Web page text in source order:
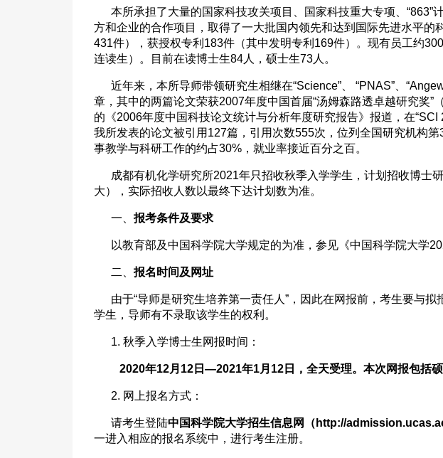
本所承担了大量的国家科技攻关项目、国家科技重大专项、
方和企业的合作项目，取得了一大批国内领先和达到国际先进水平
431件），获授权专利183件（其中发明专利169件）。现有员工约
连读生）。目前在读博士生84人，硕士生73人。
近年来，本所导师带领研究生相继在“Science”、 “PNAS”、
章，其中的两篇论文荣获2007年度中国首届“汤姆森路透卓越研究奖
的《2006年度中国科技论文统计与分析年度研究报告》报道，在
我所发表的论文被引用127篇，引用次数555次，位列全国研究机构
事教学与科研工作的约占30%，就业率接近百分之百。
成都有机化学研究所2021年只招收秋季入学学生，计划招收博士
大），实际招收人数以最终下达计划数为准。
一、 报考条件及要求
以教育部及中国科学院大学规定的为准，参见《中国科学院大学
二、 报名时间及网址
由于“导师是研究生培养第一责任人”，因此在网报前，考生要与
学生，导师有不录取该学生的权利。
1. 秋季入学博士生网报时间：
2020年12月12日—2021年1月12日，全天受理。本次网报包括硕
2. 网上报名方式：
请考生登陆中国科学院大学招生信息网（http://
一进入相应的报名系统中，进行考生注册。